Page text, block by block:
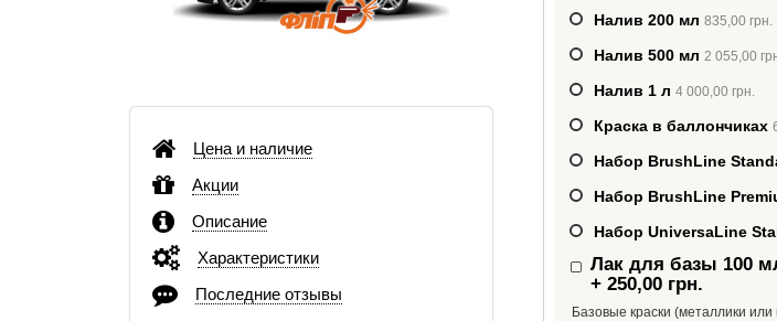
Цена и наличие
Акции
Описание
Характеристики
Последние отзывы
Налив 200 мл 835,00 грн.
Налив 500 мл 2 055,00
Налив 1 л 4 000,00 грн.
Краска в баллончиках
Набор BrushLine
Набор BrushLine
Набор UniversaLine
Лак для базы 100
+ 250,00 грн.
Базовые краски (металлики